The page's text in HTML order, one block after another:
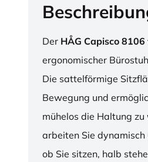
Der HÅG Capisco 8106
ergonomischer
Die sattelförmige
Bewegung und
mühelos die Haltung
arbeiten Sie
ob Sie sitzen, halb